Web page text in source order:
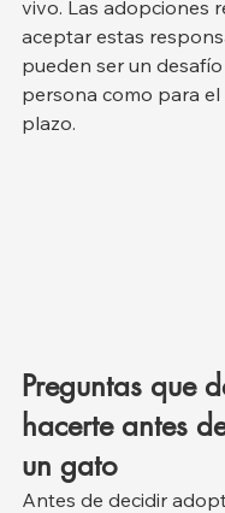
vivo. Las adopciones
aceptar estas
pueden ser un
persona como para
plazo.
Preguntas que
hacerte antes
un gato
Antes de decidir